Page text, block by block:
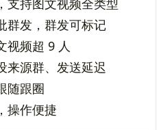
支持图文视频全类型
群发，群发可标记
视频超 9 人
来源群、发送延迟
随跟圈
操作便捷